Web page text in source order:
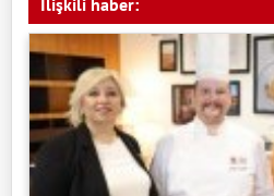
İlişkili haber: